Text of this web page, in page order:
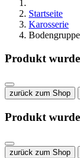
Startseite
Karosserie
Bodengruppe
Produkt
zurück zum Shop
Produkt
zurück zum Shop